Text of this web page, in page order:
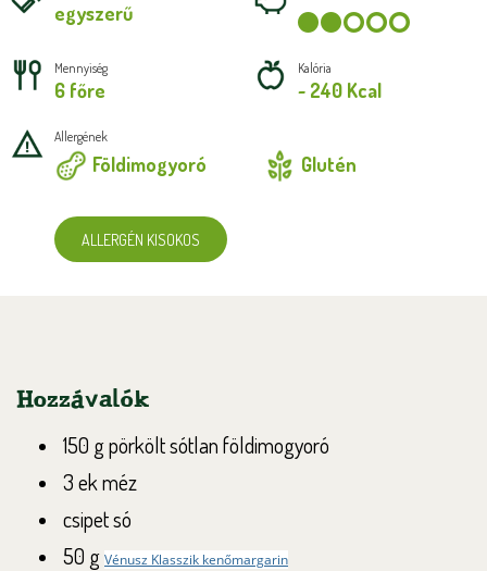
egyszerű
Mennyiség
6 főre
Kalória
~ 240 Kcal
Allergének
Földimogyoró Glutén
ALLERGÉN KISOKOS
Hozzávalók
150 g pörkölt sótlan földimogyoró
3 ek méz
csipet só
50 g Vénusz Klasszik kenőmargarin